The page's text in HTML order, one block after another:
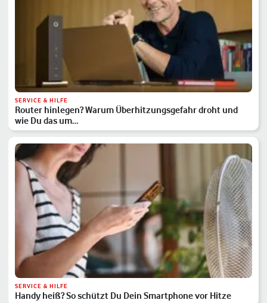
SERVICE & HILFE
Router hinlegen? Warum Überhitzungsgefahr droht und
wie Du das um…
SERVICE & HILFE
Handy heiß? So schützt Du Dein Smartphone vor Hitze